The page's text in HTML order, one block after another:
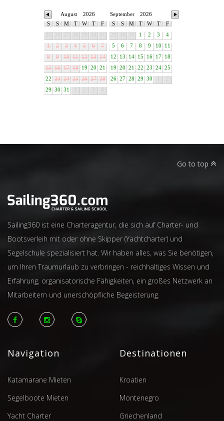
2026
August
S
S M T W T
F
1
2 3 4 5 6
7
8
9 10 11 12 13 14
15 16 17 18 19 20
21
22
23 24 25 26 27 28
29
30 31
2026
September
S
S M T W T
F
1 2 3
4
5
6 7 8 9 10
11
12
13 14 15 16 17
18
19
20 21 22 23 24 25
26 27 28 29 30
Go to top
Sailing360 ist eine Charteragentur, die sich auf Charter- und
Bootsverleih mit oder ohne Skipper (Yachtcharter) und
Segelschule spezialisiert hat. Wir haben alles, was Sie benötigen,
um Ihren Traumurlaub zu verbringen - reichhaltiges Wissen und
Erfahrung, organisatorische Fähigkeiten, ein großes Netzwerk an
Mitarbeitern und unerschöpfliche Begeisterung.
Navigation
Katamarane Mieten
Segelboote Mieten
Yacht Charter
Destinationen
Kroatien
Montenegro
Griechenland